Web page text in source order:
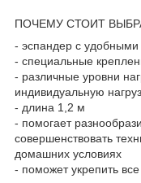
ПОЧЕМУ СТОИТ
- эспандер с удобными
- специальные
- различные уровни
индивидуальную
- длина 1,2 м
- помогает
совершенствовать
домашних условиях
- поможет укрепить